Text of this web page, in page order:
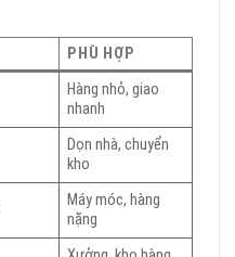
PHÙ HỢP
Hàng nhỏ, giao
nhanh
Dọn nhà, chuyển
kho
Máy móc, hàng
nặng